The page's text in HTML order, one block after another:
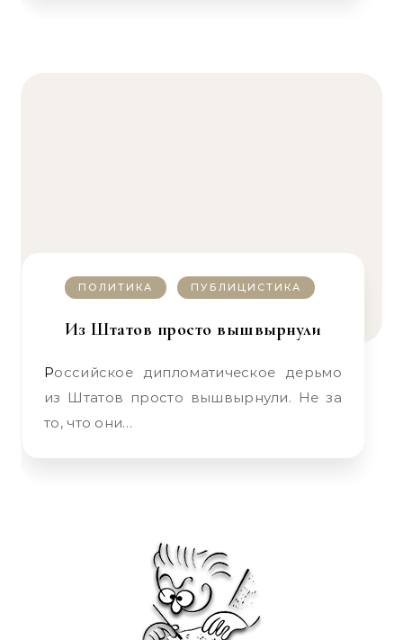
ПОЛИТИКА ПУБЛИЦИСТИКА
Из Штатов просто вышвырнули
Российское дипломатическое дерьмо
из Штатов просто вышвырнули. Не за
то, что они…